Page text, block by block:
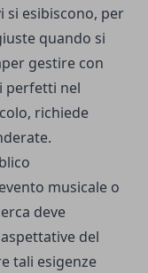
si esibiscono, per
quando si
gestire con
perfetti nel
richiede
musicale o
deve
del
tali esigenze